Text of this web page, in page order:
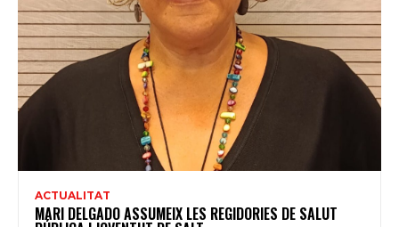
ACTUALITAT
MARI DELGADO ASSUMEIX LES REGIDORIES DE SALUT